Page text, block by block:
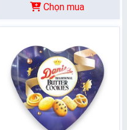
Chọn mua